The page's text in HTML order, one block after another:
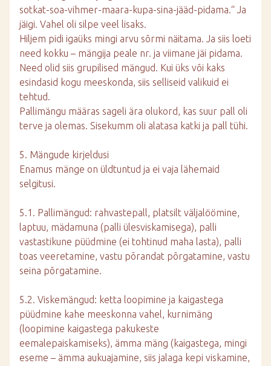
sotkat-soa-vihmer-maara-kupa-sina-jääd-pidama.“ Ja
jäigi. Vahel oli silpe veel lisaks.
Hiljem pidi igaüks mingi arvu sõrmi näitama. Ja siis loeti
need kokku – mängija peale nr. ja viimane jäi pidama.
Need olid siis grupilised mängud. Kui üks või kaks
esindasid kogu meeskonda, siis selliseid valikuid ei
tehtud.
Pallimängu määras sageli ära olukord, kas suur pall oli
terve ja olemas. Sisekumm oli alatasa katki ja pall tühi.
5. Mängude kirjeldusi
Enamus mänge on üldtuntud ja ei vaja lähemaid
selgitusi.
5.1. Pallimängud: rahvastepall, platsilt väljalöömine,
laptuu, mädamuna (palli ülesviskamisega), palli
vastastikune püüdmine (ei tohtinud maha lasta), palli
toas veeretamine, vastu põrandat põrgatamine, vastu
seina põrgatamine.
5.2. Viskemängud: ketta loopimine ja kaigastega
püüdmine kahe meeskonna vahel, kurnimäng
(loopimine kaigastega pakukeste
eemalepaiskamiseks), ämma mäng (kaigastega, mingi
eseme – ämma aukuajamine, siis jalaga kepi viskamine,